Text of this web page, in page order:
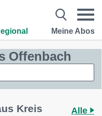
Meine Abos
Offenbach
Kreis
Alle